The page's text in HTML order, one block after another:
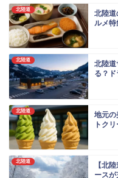
北陸道
北陸道
ルメ特
北陸道
北陸道
る？
北陸道
地元の
トク
北陸道
【北
ース